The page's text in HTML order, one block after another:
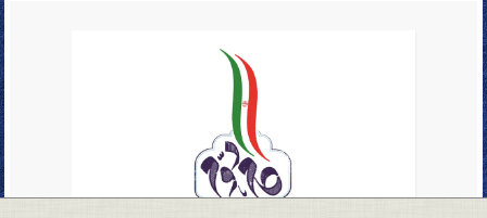
- بحثی در خطای در توالی طبیعی و تاریخی دیدن
در بیستمین جلسه ی دوره ی تربیت اساتید مفاهیم
خطبه ی حمد فاطمیبیان شد
از حال حرکت جوهری در عالم طبیعت تا مقام تجرّد